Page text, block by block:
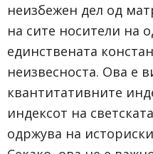
неизбежен дел од
на сите носители на
единствената
неизвесноста. Ова е
квантитативните
индексот на
одржува на